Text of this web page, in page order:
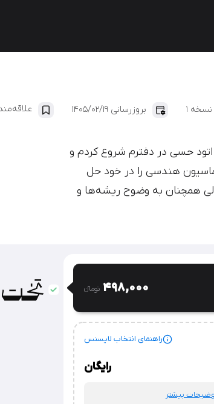
نسخه 1 بروزرسانی 1405/02/19
حسی در دفترم شروع کردم و
هندسی را در خود حل
همچنان به وضوح ریشه‌ها و
498,000 تومان‫ء‬
راهنمای انتخاب لایسنس
رایگان
بیشتر